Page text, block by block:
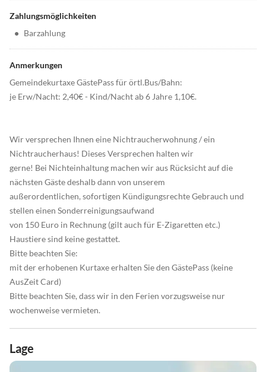
Zahlungsmöglichkeiten
• Barzahlung
Anmerkungen
Gemeindekurtaxe GästePass für örtl.Bus/Bahn:
je Erw/Nacht: 2,40€ - Kind/Nacht ab 6 Jahre 1,10€.
Wir versprechen Ihnen eine Nichtraucherwohnung / ein
Nichtraucherhaus! Dieses Versprechen halten wir
gerne! Bei Nichteinhaltung machen wir aus Rücksicht auf die
nächsten Gäste deshalb dann von unserem
außerordentlichen, sofortigen Kündigungsrechte Gebrauch und
stellen einen Sonderreinigungsaufwand
von 150 Euro in Rechnung (gilt auch für E-Zigaretten etc.)
Haustiere sind keine gestattet.
Bitte beachten Sie:
mit der erhobenen Kurtaxe erhalten Sie den GästePass (keine
AusZeit Card)
Bitte beachten Sie, dass wir in den Ferien vorzugsweise nur
wochenweise vermieten.
Lage